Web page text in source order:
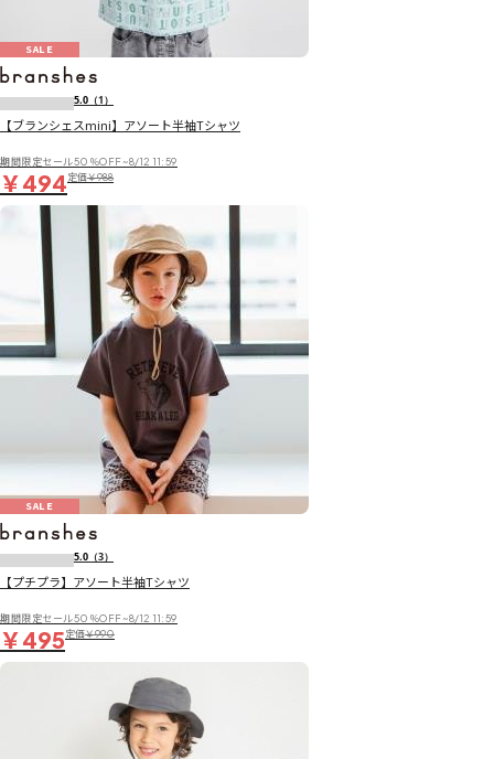
SALE
5.0 （1）
【ブランシェスmini】アソート半袖Tシャツ
期間限定セール50％OFF~8/12 11:59
￥494定価￥988
SALE
5.0 （3）
【プチプラ】アソート半袖Tシャツ
期間限定セール50％OFF~8/12 11:59
￥495定価￥990